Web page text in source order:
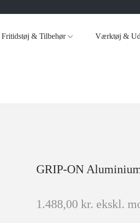
Fritidstøj & Tilbehør Værktøj &
GRIP-ON
1.488,00 kr. ekskl.